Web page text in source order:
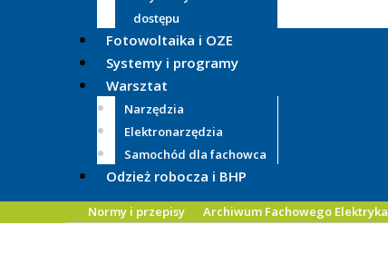
dostępu
Fotowoltaika i OZE
Systemy i programy
Warsztat
Narzędzia
Elektronarzędzia
Samochód dla fachowca
Odzież robocza i BHP
Normy i przepisy Archiwum Fachowego Elektryka